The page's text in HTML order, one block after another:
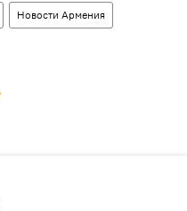
Новости Армения